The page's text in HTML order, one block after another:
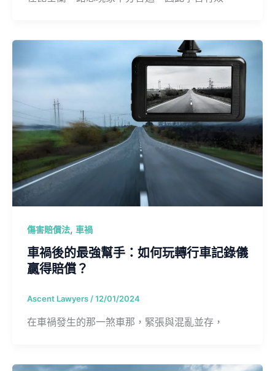
傷害賠償法, 車禍
車禍後的最強幫手：如何玩轉行車記錄儀
贏得賠償？
Ascent Lawyers/12/01/2024
在車禍發生的那一煞車那，緊張與混亂並存，